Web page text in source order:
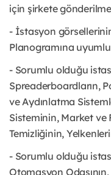
için şirkete
- İstasyon
Planogramına
- Sorumlu olduğu
Spreaderboardların,
ve Aydınlatma
Sisteminin, Market ve
Temizliğinin,
- Sorumlu olduğu
Otomasyon